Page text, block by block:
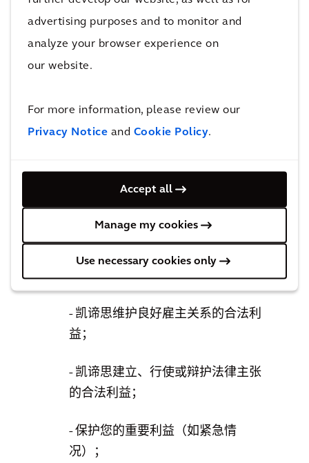
advertising purposes and to monitor and
analyze your browser experience on
our website.
For more information, please review our
Privacy Notice and Cookie Policy.
Accept all
Manage my cookies
Use necessary cookies only
等。这类数据仅在法律允许范围内收集和
使用，且仅限于特定目的。如处理其他类
别的敏感数据或用于其他目的，将另行通
如有需要，凯谛思会在处理敏感个人数据
前征得您的明确同意。其他法律依据包
- 履行雇佣合同；
- 凯谛思保护自身及员工、客户、供
应商和合作伙伴权利、利益和资产的
合法利益；
- 凯谛思维护良好雇主关系的合法利
益；
- 凯谛思建立、行使或辩护法律主张
的合法利益；
- 保护您的重要利益（如紧急情
况）；